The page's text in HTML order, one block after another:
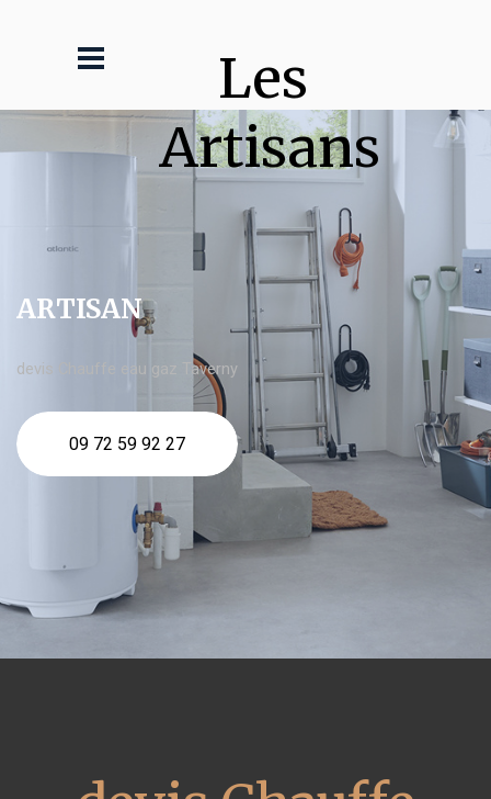
Les
Artisans
ARTISAN
devis Chauffe eau gaz Taverny
09 72 59 92 27